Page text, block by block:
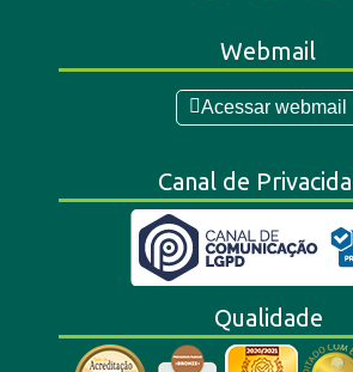
Webmail
Acessar webmail
Canal de
Qualidade